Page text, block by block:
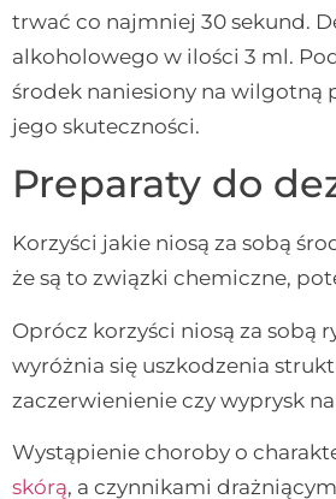
trwać co najmniej 30 sekund.
alkoholowego w ilości 3 ml.
środek naniesiony na wilgotną
jego skuteczności.
Preparaty do
Korzyści jakie niosą za sobą
że są to związki chemiczne,
Oprócz korzyści niosą za sobą
wyróżnia się uszkodzenia
zaczerwienienie czy wyprysk
Wystąpienie choroby o
skórą, a czynnikami